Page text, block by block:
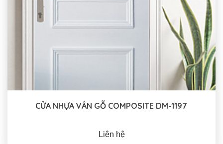
CỬA NHỰA VÂN GỖ COMPOSITE DM-1197
Liên hệ